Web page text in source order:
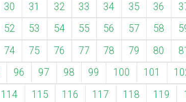
30 31 32 33 34 35 36
52 53 54 55 56 57 58
74 75 76 77 78 79 80
96 97 98 99 100 101
114 115 116 117 118 119